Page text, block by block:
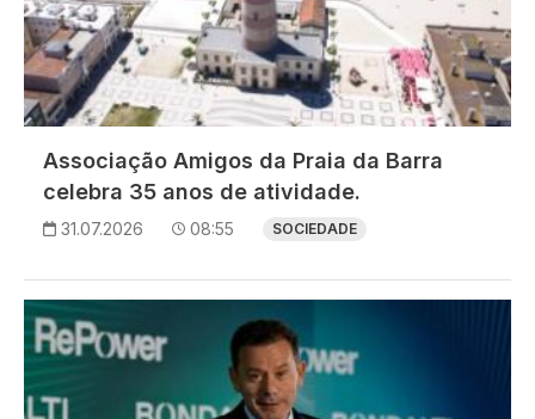
Associação Amigos da Praia da Barra
celebra 35 anos de atividade.
31.07.2026 08:55 SOCIEDADE
Imagem